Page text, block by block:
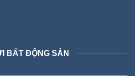
BẤT ĐỘNG SẢN